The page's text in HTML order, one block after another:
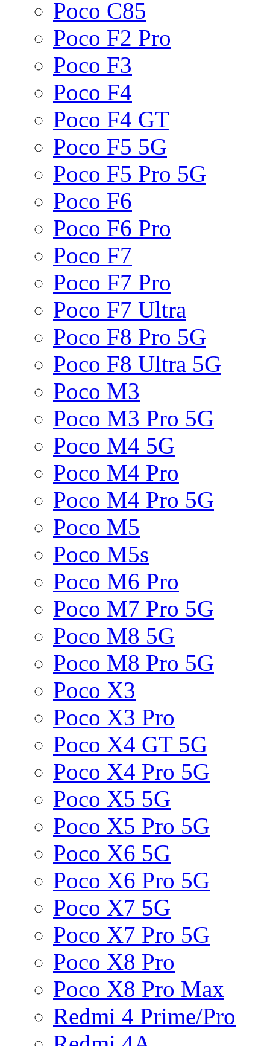
Poco C85
Poco F2 Pro
Poco F3
Poco F4
Poco F4 GT
Poco F5 5G
Poco F5 Pro 5G
Poco F6
Poco F6 Pro
Poco F7
Poco F7 Pro
Poco F7 Ultra
Poco F8 Pro 5G
Poco F8 Ultra 5G
Poco M3
Poco M3 Pro 5G
Poco M4 5G
Poco M4 Pro
Poco M4 Pro 5G
Poco M5
Poco M5s
Poco M6 Pro
Poco M7 Pro 5G
Poco M8 5G
Poco M8 Pro 5G
Poco X3
Poco X3 Pro
Poco X4 GT 5G
Poco X4 Pro 5G
Poco X5 5G
Poco X5 Pro 5G
Poco X6 5G
Poco X6 Pro 5G
Poco X7 5G
Poco X7 Pro 5G
Poco X8 Pro
Poco X8 Pro Max
Redmi 4 Prime/Pro